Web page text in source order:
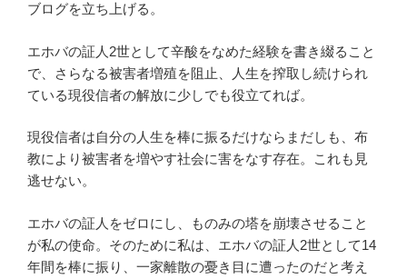
ブログを立ち上げる。
エホバの証人2世として辛酸をなめた経験を書き綴ること
で、さらなる被害者増殖を阻止、人生を搾取し続けられ
ている現役信者の解放に少しでも役立てれば。
現役信者は自分の人生を棒に振るだけならまだしも、布
教により被害者を増やす社会に害をなす存在。これも見
逃せない。
エホバの証人をゼロにし、ものみの塔を崩壊させること
が私の使命。そのために私は、エホバの証人2世として14
年間を棒に振り、一家離散の憂き目に遭ったのだと考え